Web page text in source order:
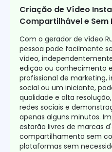
Criação de Vídeo
Compartilhável e Sem
Com o gerador de vídeo
pessoa pode facilmente
vídeo,
edição ou conhecimento
profissional de marketing,
social ou um iniciante,
qualidade e alta
redes sociais e
apenas alguns minutos.
estarão livres de marcas
compartilhamento sem
plataformas sem